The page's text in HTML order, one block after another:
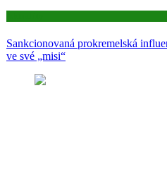
Sankcionovaná prokremelská
ve své „misi“